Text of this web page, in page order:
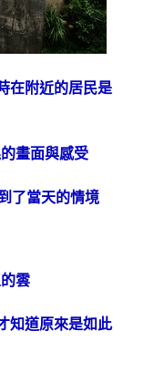
在附近的居民是
畫面與感受
了當天的情境
雲
知道原來是如此